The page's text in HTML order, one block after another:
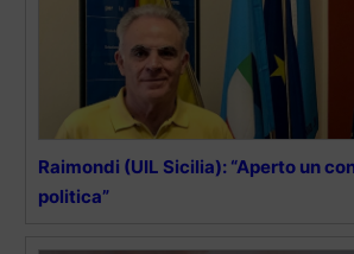
Raimondi (UIL Sicilia): “Aperto un
politica”